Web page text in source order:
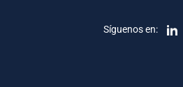
Síguenos en: